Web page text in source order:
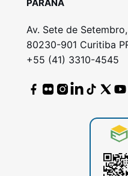
PARANÁ
Av. Sete de
80230-901 Curitiba
+55 (41) 3310-4545